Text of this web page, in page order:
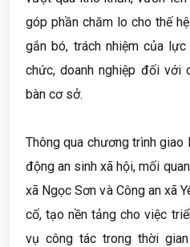
góp phần chăm lo cho thế
gắn bó, trách nhiệm của
chức, doanh nghiệp đối
bàn cơ sở.
Thông qua chương trình
động an sinh xã hội, mối
xã Ngọc Sơn và Công an xã
cố, tạo nền tảng cho việc
vụ công tác trong thời